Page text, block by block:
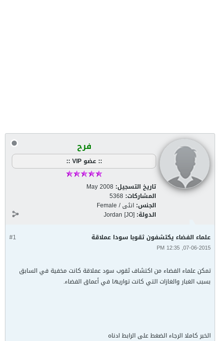
فرح
:: عضو VIP ::
تاريخ التسجيل: May 2008
المشاركات: 5368
الجنس: انثى / Female
الدولة: Jordan [JO]
#1 علماء الفضاء يكتشفون ثقوبا سودا عملاقة
07-06-2015, 12:35 PM
تمكن علماء الفضاء من اكتشاف ثقوب سود عملاقة كانت مخفية في السابق
بسبب الغبار والغازات التي كانت تواريها في أعماق الفضاء.
الخبر كاملا الرجاء الضغط على الرابط ادناه